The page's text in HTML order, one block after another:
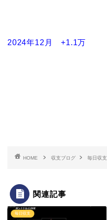
2024年12月 +1.1万
HOME 収支ブログ 毎日収支
関連記事
毎日収支